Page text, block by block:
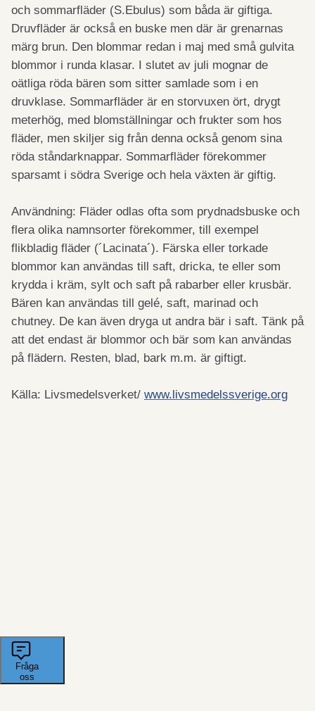
och sommarfläder (S.Ebulus) som båda är giftiga.
Druvfläder är också en buske men där är grenarnas
märg brun. Den blommar redan i maj med små gulvita
blommor i runda klasar. I slutet av juli mognar de
oätliga röda bären som sitter samlade som i en
druvklase. Sommarfläder är en storvuxen ört, drygt
meterhög, med blomställningar och frukter som hos
fläder, men skiljer sig från denna också genom sina
röda ståndarknappar. Sommarfläder förekommer
sparsamt i södra Sverige och hela växten är giftig.
Användning: Fläder odlas ofta som prydnadsbuske och
flera olika namnsorter förekommer, till exempel
flikbladig fläder (´Lacinata´). Färska eller torkade
blommor kan användas till saft, dricka, te eller som
krydda i kräm, sylt och saft på rabarber eller krusbär.
Bären kan användas till gelé, saft, marinad och
chutney. De kan även dryga ut andra bär i saft. Tänk på
att det endast är blommor och bär som kan användas
på flädern. Resten, blad, bark m.m. är giftigt.
Källa: Livsmedelsverket/ www.livsmedelssverige.org